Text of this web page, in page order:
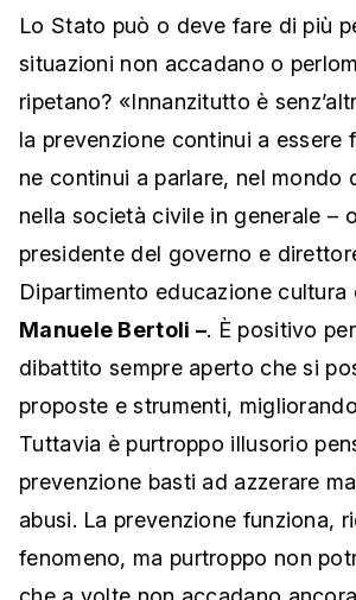
Lo Stato può o deve fare di più
situazioni non accadano o
ripetano? «Innanzitutto è
la prevenzione continui a essere
ne continui a parlare, nel mondo
nella società civile in generale –
presidente del governo e
Dipartimento educazione cultura
Manuele Bertoli –. È positivo
dibattito sempre aperto che si
proposte e strumenti,
Tuttavia è purtroppo illusorio
prevenzione basti ad azzerare
abusi. La prevenzione funziona,
fenomeno, ma purtroppo non